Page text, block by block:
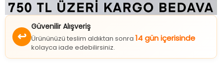
↩
Güvenilir Alışveriş
Ürününüzü teslim aldıktan sonra 14 gün içerisinde
kolayca iade edebilirsiniz.